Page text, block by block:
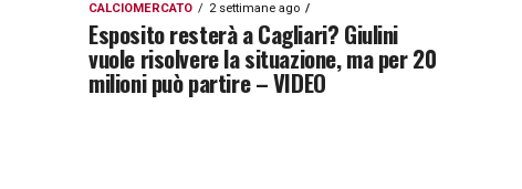
CALCIOMERCATO 2 settimane ago
Esposito resterà a Cagliari? Giulini
vuole risolvere la situazione, ma per 20
milioni può partire – VIDEO